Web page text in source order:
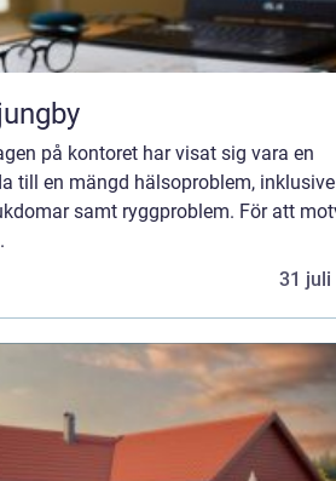
på kontoret har visat sig vara en
till en mängd hälsoproblem, inklusive
samt ryggproblem. För att
31 juli